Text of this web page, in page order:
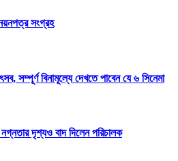
সংগ্রহ
সম্পূর্ণ বিনামূল্যে দেখতে পাবেন যে ৬ সিনেমা
নগ্নতার দৃশ্যও বাদ দিলেন পরিচালক